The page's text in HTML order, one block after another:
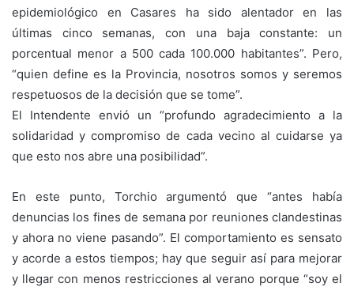
epidemiológico en Casares ha sido alentador en las
últimas cinco semanas, con una baja constante: un
porcentual menor a 500 cada 100.000 habitantes”. Pero,
“quien define es la Provincia, nosotros somos y seremos
respetuosos de la decisión que se tome”.
El Intendente envió un “profundo agradecimiento a la
solidaridad y compromiso de cada vecino al cuidarse ya
que esto nos abre una posibilidad”.
En este punto, Torchio argumentó que “antes había
denuncias los fines de semana por reuniones clandestinas
y ahora no viene pasando”. El comportamiento es sensato
y acorde a estos tiempos; hay que seguir así para mejorar
y llegar con menos restricciones al verano porque “soy el